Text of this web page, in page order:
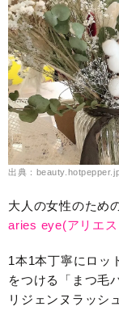
出典：
大人の女性のため
aries eye(アリエス
1本1本丁寧にロッ
をつける「まつ毛
リジェンヌラッシ